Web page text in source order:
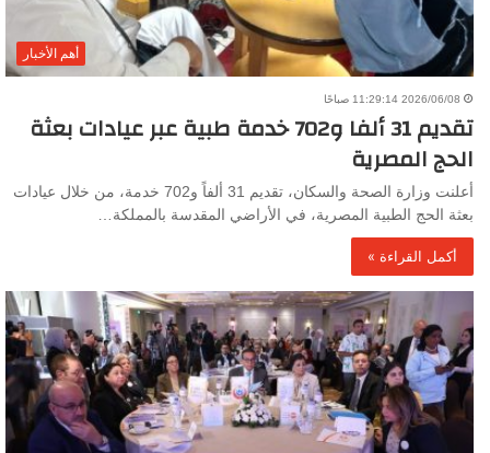
أهم الأخبار
2026/06/08 11:29:14 صباحًا
تقديم 31 ألفا و702 خدمة طبية عبر عيادات بعثة
الحج المصرية
أعلنت وزارة الصحة والسكان، تقديم 31 ألفاً و702 خدمة، من خلال عيادات
بعثة الحج الطبية المصرية، في الأراضي المقدسة بالمملكة…
أكمل القراءة »